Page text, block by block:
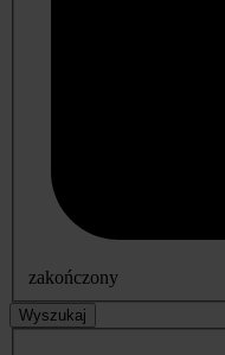
zakończony
Wyszukaj